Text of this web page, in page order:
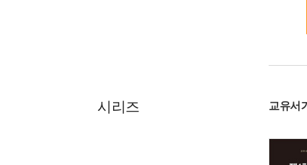
시리즈 교유서